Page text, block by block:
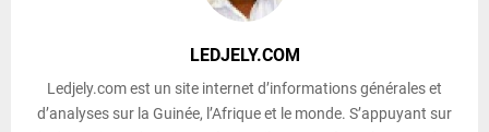
LEDJELY.COM
Ledjely.com est un site internet d’informations générales et
d’analyses sur la Guinée, l’Afrique et le monde. S’appuyant sur